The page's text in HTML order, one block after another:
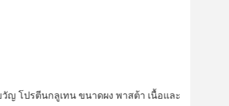
วัญ โปรตีนกลูเทน ขนาดผง พาสต้า เนื้อและ